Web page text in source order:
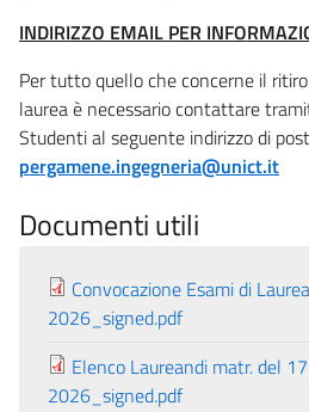
INDIRIZZO EMAIL PER
Per tutto quello che concerne il
laurea è necessario contattare
Studenti al seguente indirizzo di
pergamene.ingegneria@unict.it
Documenti utili
Convocazione Esami di
2026_signed.pdf
Elenco Laureandi matr. del
2026_signed.pdf